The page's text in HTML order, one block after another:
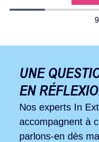
UNE
EN
Nos experts In
accompagnent à
parlons-en dès